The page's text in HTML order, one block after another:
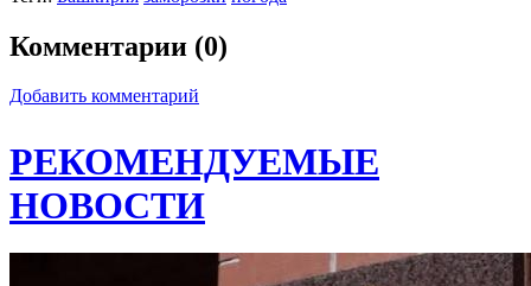
Комментарии (0)
Добавить комментарий
РЕКОМЕНДУЕМЫЕ
НОВОСТИ